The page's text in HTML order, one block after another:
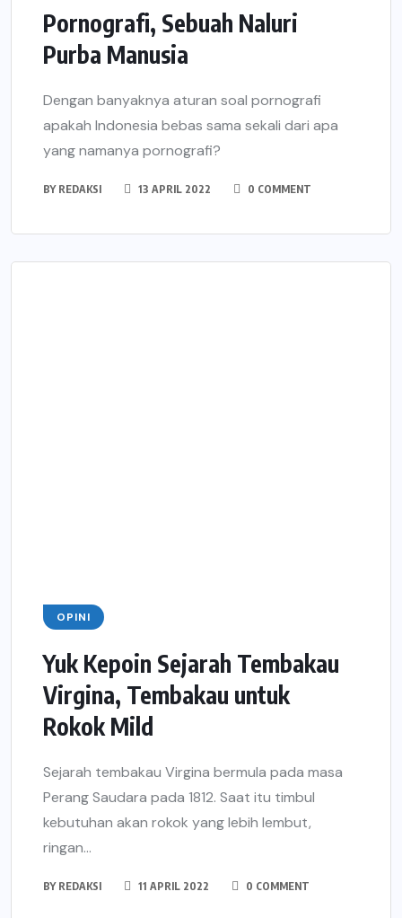
Pornografi, Sebuah Naluri
Purba Manusia
Dengan banyaknya aturan soal pornografi
apakah Indonesia bebas sama sekali dari apa
yang namanya pornografi?
BY REDAKSI 13 APRIL 2022 0 COMMENT
OPINI
Yuk Kepoin Sejarah Tembakau
Virgina, Tembakau untuk
Rokok Mild
Sejarah tembakau Virgina bermula pada masa
Perang Saudara pada 1812. Saat itu timbul
kebutuhan akan rokok yang lebih lembut,
ringan...
BY REDAKSI 11 APRIL 2022 0 COMMENT